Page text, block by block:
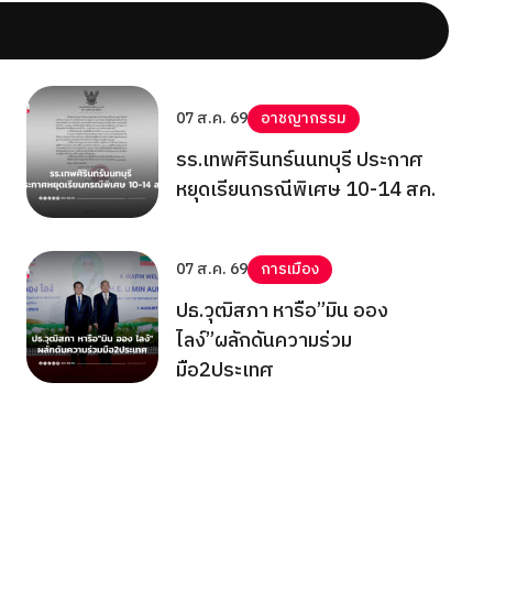
07 ส.ค. 69 อาชญากรรม
รร.เทพศิรินทร์นนทบุรี ประกาศ
หยุดเรียนกรณีพิเศษ 10-14 สค.
07 ส.ค. 69 การเมือง
ปธ.วุฒิสภา หารือ”มิน ออง
ไลง์”ผลักดันความร่วม
มือ2ประเทศ